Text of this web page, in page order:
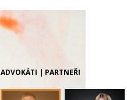
ADVOKÁTI | PARTNEŘI